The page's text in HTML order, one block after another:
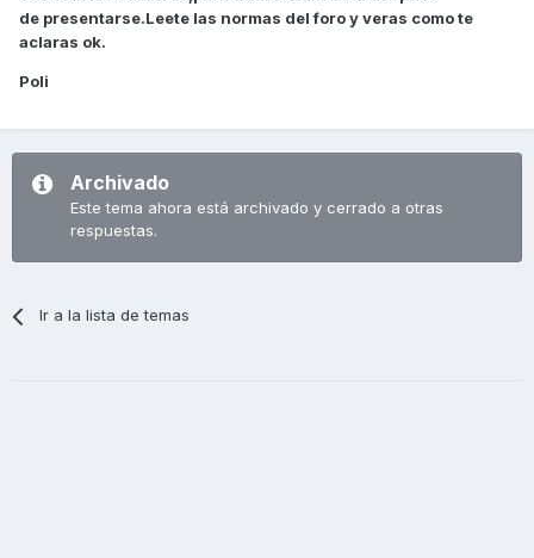
de presentarse.Leete las normas del foro y veras como te
aclaras ok.
Poli
Archivado
Este tema ahora está archivado y cerrado a otras
respuestas.
Ir a la lista de temas